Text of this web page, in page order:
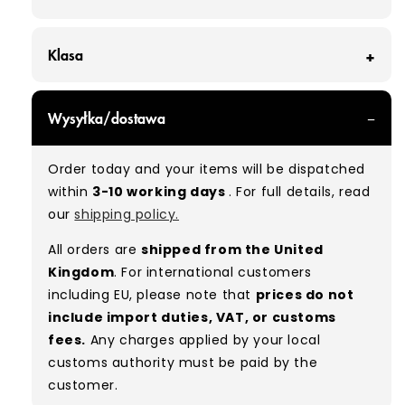
Klasa
can expect items that are in great condition
with minimal signs of wear. While they are
used, they remain free of significant defects
and are in excellent shape overall.
Please note:As these are vintage/used
garments, a small percentage (5–10%) may
have minor flaws such as small tears, holes, or
stains. While we carefully inspect all items, a
degree of human error is possible. Condition
can vary slightly between pieces, and some
Wysyłka/dostawa
Order today and your items will be dispatched
within 3-10 working days. For full details, read
ourshipping policy.
All orders are shipped from the United
Kingdom. For international customers
including EU, please note that prices do not
include import duties, VAT, or customs
fees. Any charges applied by your local
customs authority must be paid by the
customer.